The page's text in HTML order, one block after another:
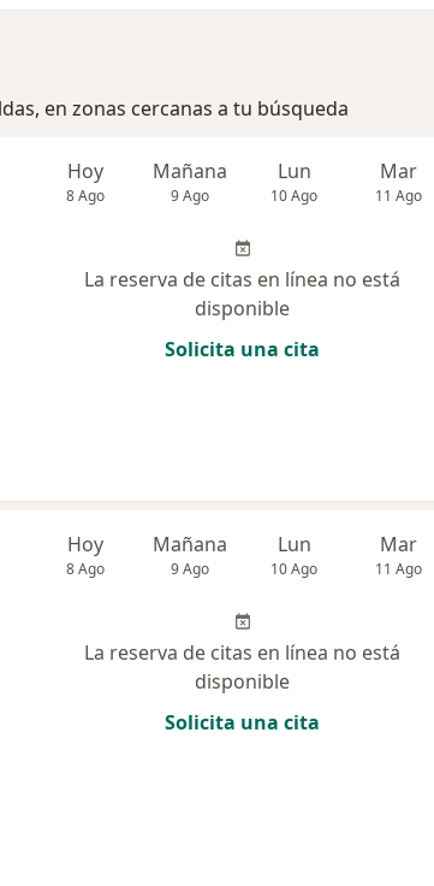
en zonas cercanas a tu búsqueda
Hoy
8 Ago
Mañana
9 Ago
Lun
10 Ago
Mar
11 Ago
La reserva de citas en línea no está
disponible
Solicita una cita
Hoy
8 Ago
Mañana
9 Ago
Lun
10 Ago
Mar
11 Ago
La reserva de citas en línea no está
disponible
Solicita una cita